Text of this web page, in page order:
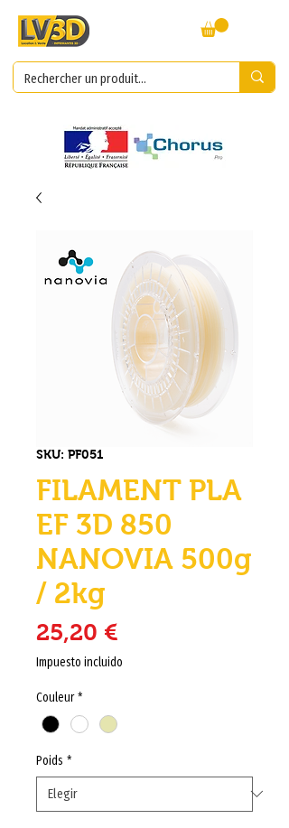
SKU: PF051
FILAMENT PLA
EF 3D 850
NANOVIA 500g
/ 2kg
25,20 €
Impuesto incluido
Couleur *
Poids *